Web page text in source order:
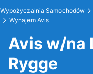
Wypożyczalnia Samochodów
Wynajem Avis
Avis w/na
Rygge